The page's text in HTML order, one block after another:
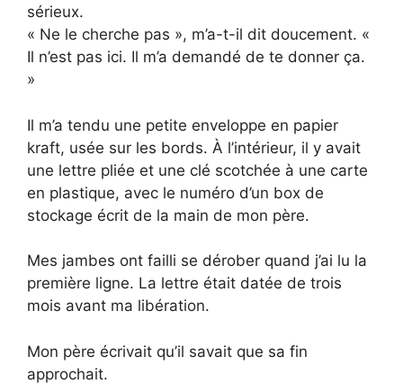
sérieux.
« Ne le cherche pas », m’a-t-il dit doucement. «
Il n’est pas ici. Il m’a demandé de te donner ça.
»
Il m’a tendu une petite enveloppe en papier
kraft, usée sur les bords. À l’intérieur, il y avait
une lettre pliée et une clé scotchée à une carte
en plastique, avec le numéro d’un box de
stockage écrit de la main de mon père.
Mes jambes ont failli se dérober quand j’ai lu la
première ligne. La lettre était datée de trois
mois avant ma libération.
Mon père écrivait qu’il savait que sa fin
approchait.